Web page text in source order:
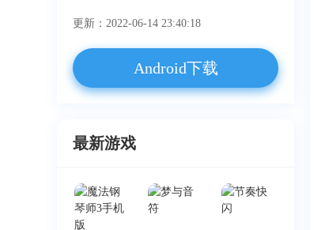
更新：2022-06-14 23:40:18
Android下载
最新游戏